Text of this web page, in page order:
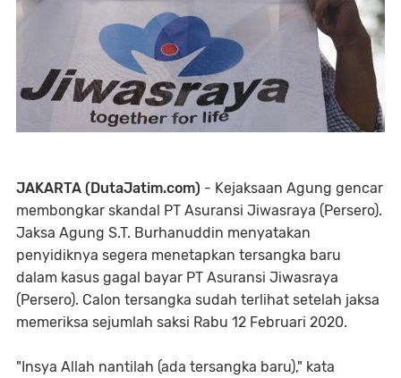
JAKARTA (DutaJatim.com) - Kejaksaan Agung gencar
membongkar skandal PT Asuransi Jiwasraya (Persero).
Jaksa Agung S.T. Burhanuddin menyatakan
penyidiknya segera menetapkan tersangka baru
dalam kasus gagal bayar PT Asuransi Jiwasraya
(Persero). Calon tersangka sudah terlihat setelah jaksa
memeriksa sejumlah saksi Rabu 12 Februari 2020.
"Insya Allah nantilah (ada tersangka baru)," kata